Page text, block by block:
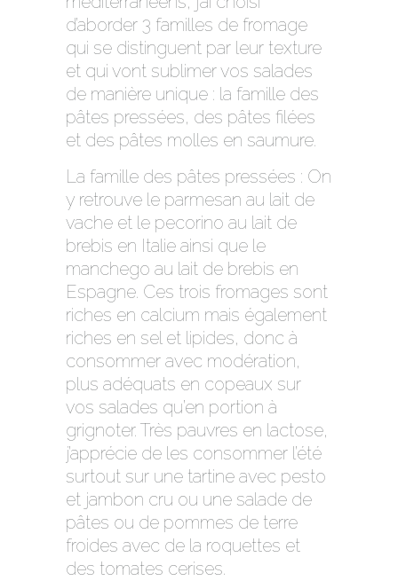
d’aborder 3 familles de fromage
qui se distinguent par leur texture
et qui vont sublimer vos salades
de manière unique : la famille des
pâtes pressées, des pâtes filées
et des pâtes molles en saumure.
La famille des pâtes pressées : On
y retrouve le parmesan au lait de
vache et le pecorino au lait de
brebis en Italie ainsi que le
manchego au lait de brebis en
Espagne. Ces trois fromages sont
riches en calcium mais également
riches en sel et lipides, donc à
consommer avec modération,
plus adéquats en copeaux sur
vos salades qu’en portion à
grignoter. Très pauvres en lactose,
j’apprécie de les consommer l’été
surtout sur une tartine avec pesto
et jambon cru ou une salade de
pâtes ou de pommes de terre
froides avec de la roquettes et
des tomates cerises.